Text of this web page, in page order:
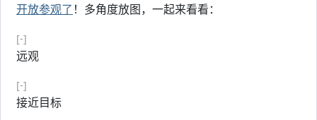
开放参观了 ！多角度放图，一起来看看：
[-]
远观
[-]
接近目标